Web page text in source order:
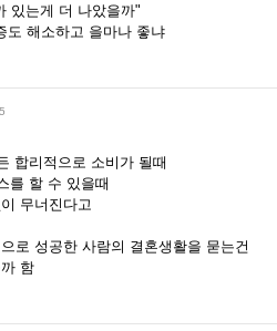
있는게 더 나았을까"
도 해소하고 을마나 좋냐
합리적으로 소비가 될때
를 할 수 있을때
무너진다고
로 성공한 사람의 결혼생활을 묻는건
함